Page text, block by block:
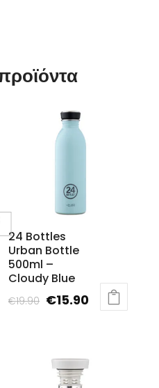
24 Bottles
Urban Bottle
500ml –
Cloudy Blue
€19.90 Original
€15.90Current